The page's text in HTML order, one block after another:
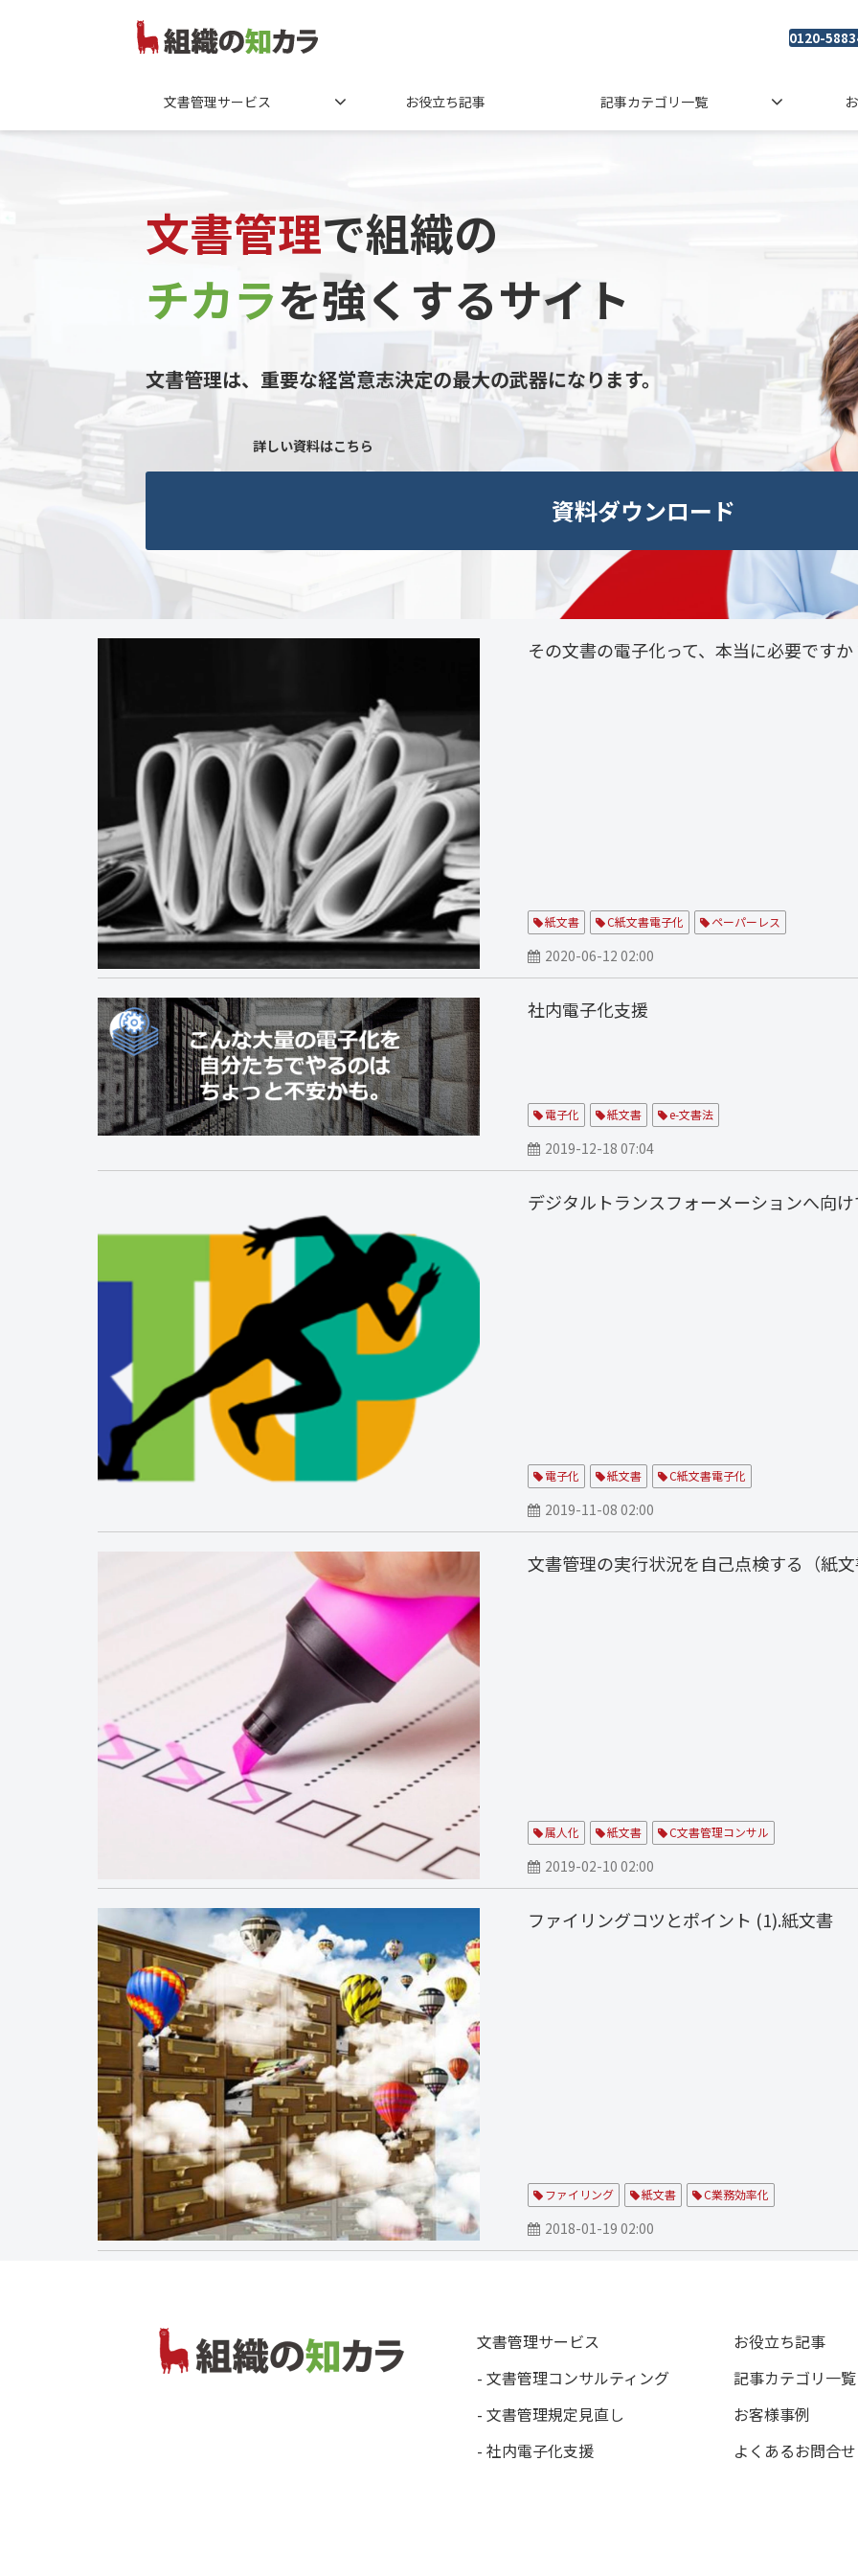
0120-
文書管理サービス お役立ち記事 記事カテゴリ一覧
文書管理で組織の
チカラを強くするサイト
文書管理は、重要な経営意志決定の最大の武器になります。
詳しい資料はこちら
資料ダウンロード
その文書の電子化って、本当に必要ですか
紙文書 C紙文書電子化 ペーパーレス
2020-06-12 02:00
社内電子化支援
電子化 紙文書 e-文書法
2019-12-18 07:04
デジタルトランスフォーメーションへ向
電子化 紙文書 C紙文書電子化
2019-11-08 02:00
文書管理の実行状況を自己点検する（紙
属人化 紙文書 C文書管理コンサル
2019-02-10 02:00
ファイリングコツとポイント (1).紙文書
ファイリング 紙文書 C業務効率化
2018-01-19 02:00
文書管理サービス
- 文書管理コンサルティング
- 文書管理規定見直し
- 社内電子化支援
お役立ち記事
記事カテゴリ一覧
お客様事例
よくあるお問合せ